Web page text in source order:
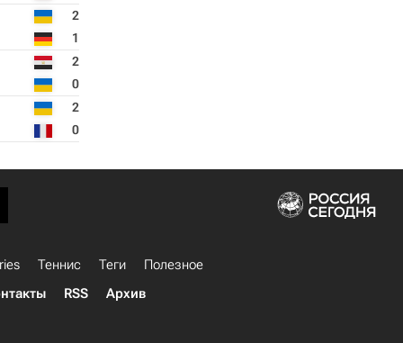
2
1
2
0
2
0
Теннис Теги
Полезное
RSS Архив